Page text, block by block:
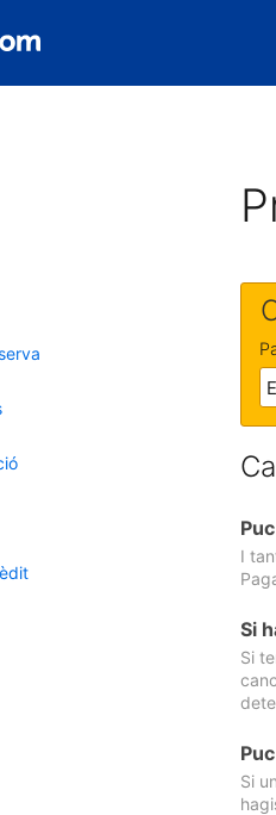
I
Si
Si
Si